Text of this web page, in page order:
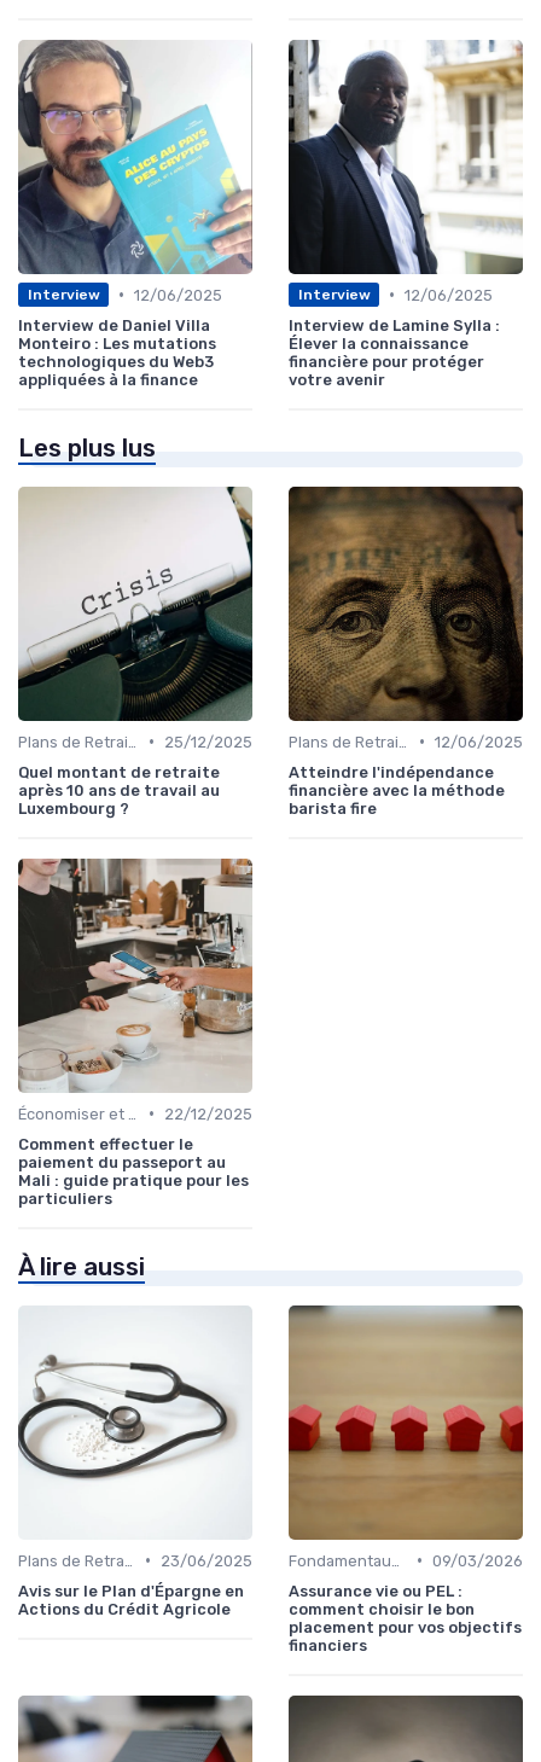
Interview • 12/06/2025
Interview de Daniel Villa
Monteiro : Les mutations
technologiques du Web3
appliquées à la finance
Interview • 12/06/2025
Interview de Lamine Sylla :
Élever la connaissance
financière pour protéger
votre avenir
Les plus lus
•
25/12/2025
Quel montant de retraite
après 10 ans de travail au
Luxembourg ?
• 12/06/2025
Atteindre l'indépendance
financière avec la méthode
barista fire
•
22/12/2025
Comment effectuer le
paiement du passeport au
Mali : guide pratique pour les
particuliers
À lire aussi
•
23/06/2025
Avis sur le Plan d'Épargne en
Actions du Crédit Agricole
• 09/03/2026
Assurance vie ou PEL :
comment choisir le bon
placement pour vos objectifs
financiers